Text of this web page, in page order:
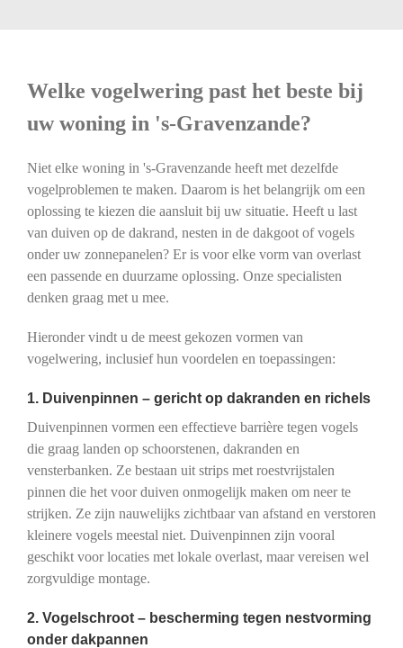
Welke vogelwering past het beste bij
uw woning in 's-Gravenzande?
Niet elke woning in 's-Gravenzande heeft met dezelfde
vogelproblemen te maken. Daarom is het belangrijk om een
oplossing te kiezen die aansluit bij uw situatie. Heeft u last
van duiven op de dakrand, nesten in de dakgoot of vogels
onder uw zonnepanelen? Er is voor elke vorm van overlast
een passende en duurzame oplossing. Onze specialisten
denken graag met u mee.
Hieronder vindt u de meest gekozen vormen van
vogelwering, inclusief hun voordelen en toepassingen:
1. Duivenpinnen – gericht op dakranden en richels
Duivenpinnen vormen een effectieve barrière tegen vogels
die graag landen op schoorstenen, dakranden en
vensterbanken. Ze bestaan uit strips met roestvrijstalen
pinnen die het voor duiven onmogelijk maken om neer te
strijken. Ze zijn nauwelijks zichtbaar van afstand en verstoren
kleinere vogels meestal niet. Duivenpinnen zijn vooral
geschikt voor locaties met lokale overlast, maar vereisen wel
zorgvuldige montage.
2. Vogelschroot – bescherming tegen nestvorming
onder dakpannen